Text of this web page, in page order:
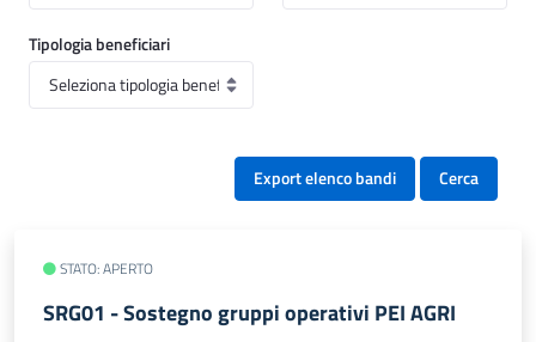
Tipologia beneficiari
Export elenco bandi Cerca
STATO: APERTO
SRG01 - Sostegno gruppi operativi PEI AGRI